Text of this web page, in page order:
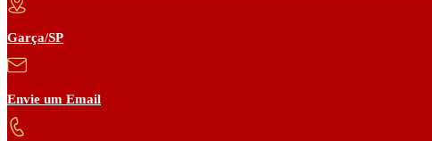
Garça/SP
Envie um Email